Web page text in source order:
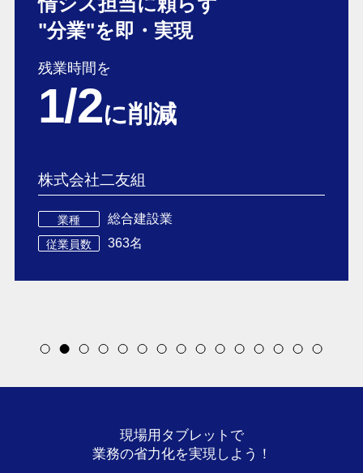
"分業"を即・実現
残業時間を
1/2に削減
株式会社二友組
業種 総合建設業
従業員数 363名
現場用タブレットで
業務の省力化を実現しよう！